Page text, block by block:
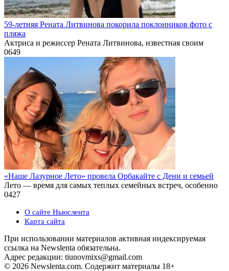
59-летняя Рената Литвинова покорила поклонников фото с
пляжа
Актриса и режиссер Рената Литвинова, известная своим
0649
«Наше Лазурное Лето» провела Орбакайте с Дени и семьей
Лето — время для самых теплых семейных встреч, особенно
0427
О сайте Ньюслента
Карта сайта
При использовании материалов активная индексируемая
ссылка на Newslenta обязательна.
Адрес редакции: tiunovmixs@gmail.com
© 2026 Newslenta.com. Содержит материалы 18+